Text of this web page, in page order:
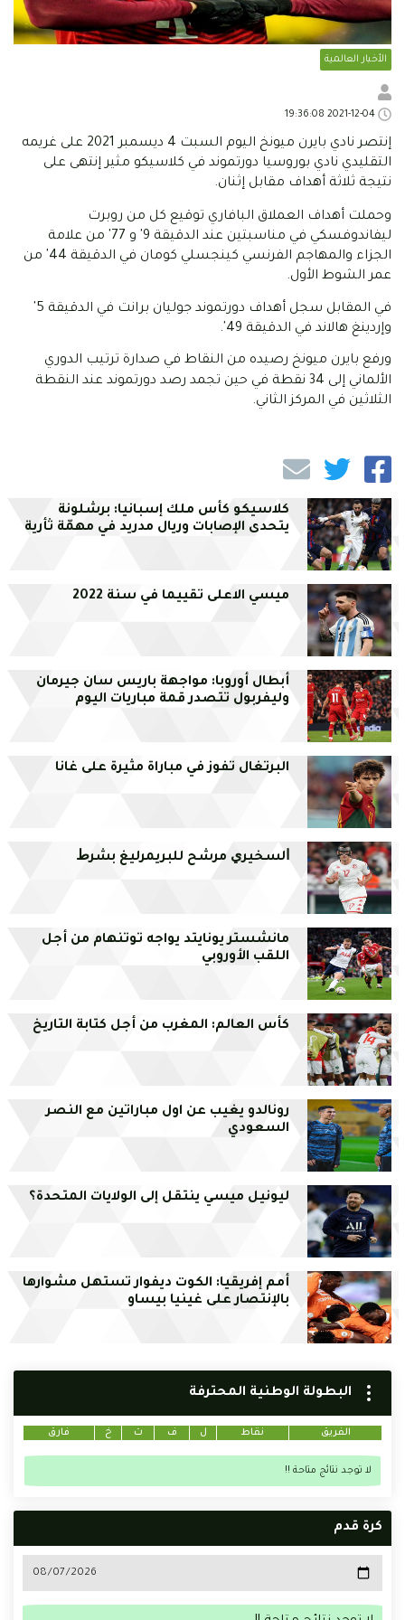
الأخبار العالمية
إنتصر نادي بايرن ميونخ اليوم السبت 4 ديسمبر 2021 على غريمه
التقليدي نادي بوروسيا دورتموند في كلاسيكو مثير إنتهى على
نتيجة ثلاثة أهداف مقابل إثنان.
وحملت أهداف العملاق البافاري توقيع كل من روبرت
ليفاندوفسكي في مناسبتين عند الدقيقة 9' و 77' من علامة
الجزاء والمهاجم الفرنسي كينجسلي كومان في الدقيقة 44' من
عمر الشوط الأول.
وإردينغ هالاند في الدقيقة 49'.
ورفع بايرن ميونخ رصيده من النقاط في صدارة ترتيب الدوري
الألماني إلى 34 نقطة في حين تجمد رصد دورتموند عند النقطة
الثلاثين في المركز الثاني.
كلاسيكو كأس ملك إسبانيا: برشلونة
يتحدى الإصابات وريال مدريد في مهمّة ثأرية
ميسي الاعلى تقييما في سنة 2022
أبطال أوروبا: مواجهة باريس سان جيرمان
وليفربول تتصدر قمة مباريات اليوم
البرتغال تفوز في مباراة مثيرة على غانا
ﺍﻟﺴﺨﻴﺮﻱ ﻣﺮﺷﺢ ﻟﻠﺒﺮﻳﻤﺮليغ ﺑﺸﺮﻁ
مانشستر يونايتد يواجه توتنهام من أجل
اللقب الأوروبي
كأس العالم: المغرب من أجل كتابة التاريخ
رونالدو يغيب عن اول مباراتين مع النصر
السعودي
ليونيل ميسي ينتقل إلى الولايات المتحدة؟
أمم إفريقيا: الكوت ديفوار تستهل مشوارها
بالإنتصار على غينيا بيساو
البطولة الوطنية المحترفة
الفريق نقاط ل ف ت خ فارق
لا توجد نتائج متاحة !!
كرة قدم